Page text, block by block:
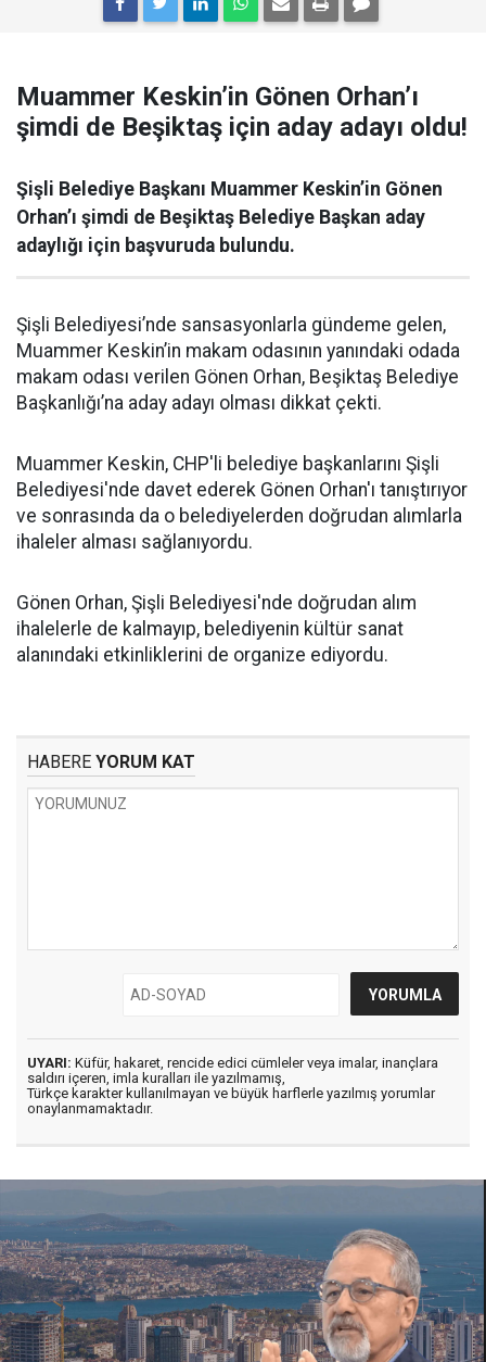
Muammer Keskin’in Gönen Orhan’ı
şimdi de Beşiktaş için aday adayı oldu!
Şişli Belediye Başkanı Muammer Keskin’in Gönen
Orhan’ı şimdi de Beşiktaş Belediye Başkan aday
adaylığı için başvuruda bulundu.
Şişli Belediyesi’nde sansasyonlarla gündeme gelen,
Muammer Keskin’in makam odasının yanındaki odada
makam odası verilen Gönen Orhan, Beşiktaş Belediye
Başkanlığı’na aday adayı olması dikkat çekti.
Muammer Keskin, CHP'li belediye başkanlarını Şişli
Belediyesi'nde davet ederek Gönen Orhan'ı tanıştırıyor
ve sonrasında da o belediyelerden doğrudan alımlarla
ihaleler alması sağlanıyordu.
Gönen Orhan, Şişli Belediyesi'nde doğrudan alım
ihalelerle de kalmayıp, belediyenin kültür sanat
alanındaki etkinliklerini de organize ediyordu.
HABERE YORUM KAT
UYARI: Küfür, hakaret, rencide edici cümleler veya imalar, inançlara
saldırı içeren, imla kuralları ile yazılmamış,
Türkçe karakter kullanılmayan ve büyük harflerle yazılmış yorumlar
onaylanmamaktadır.